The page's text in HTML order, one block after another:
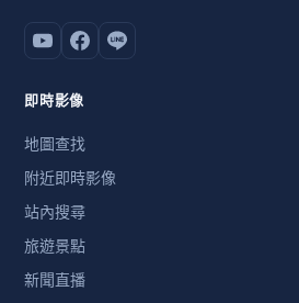
即時影像
地圖查找
附近即時影像
站內搜尋
旅遊景點
新聞直播